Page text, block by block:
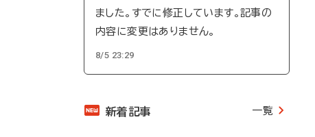
ました。すでに修正しています。記事の
内容に変更はありません。
8/5 23:29
新着記事 一覧